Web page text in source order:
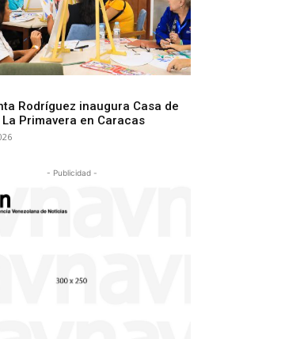
Rodríguez inaugura Casa de
Primavera en Caracas
- Publicidad -